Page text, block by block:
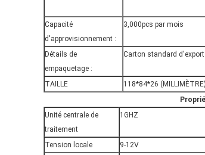
Capacité
d'approvisionnement :
3,000pcs par mois
Détails de
empaquetage :
Carton standard
TAILLE 118*84*26 (MILLIMÈTRE)
Unité centrale de
traitement
1GHZ
Tension locale 9-12V